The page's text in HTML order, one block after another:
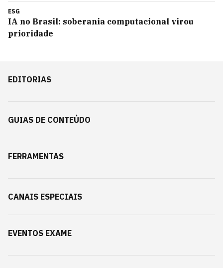
ESG
IA no Brasil: soberania computacional virou
prioridade
EDITORIAS
GUIAS DE CONTEÚDO
FERRAMENTAS
CANAIS ESPECIAIS
EVENTOS EXAME